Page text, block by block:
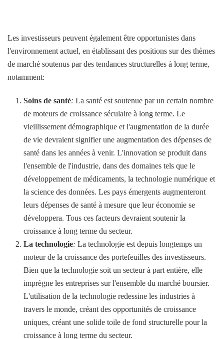
Les investisseurs peuvent également être opportunistes dans
l'environnement actuel, en établissant des positions sur des thèmes
de marché soutenus par des tendances structurelles à long terme,
notamment:
Soins de santé: La santé est soutenue par un certain nombre
de moteurs de croissance séculaire à long terme. Le
vieillissement démographique et l'augmentation de la durée
de vie devraient signifier une augmentation des dépenses de
santé dans les années à venir. L'innovation se produit dans
l'ensemble de l'industrie, dans des domaines tels que le
développement de médicaments, la technologie numérique et
la science des données. Les pays émergents augmenteront
leurs dépenses de santé à mesure que leur économie se
développera. Tous ces facteurs devraient soutenir la
croissance à long terme du secteur.
La technologie: La technologie est depuis longtemps un
moteur de la croissance des portefeuilles des investisseurs.
Bien que la technologie soit un secteur à part entière, elle
imprègne les entreprises sur l'ensemble du marché boursier.
L'utilisation de la technologie redessine les industries à
travers le monde, créant des opportunités de croissance
uniques, créant une solide toile de fond structurelle pour la
croissance à long terme du secteur.